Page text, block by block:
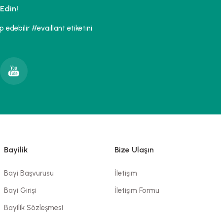
edebilir #evaillant etiketini
Bayilik
Bayi Başvurusu
Bayi Girişi
Bayilik Sözleşmesi
Bize Ulaşın
İletişim
İletişim Formu